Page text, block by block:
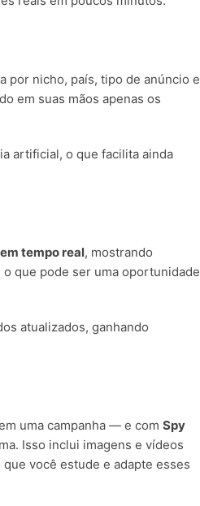
por nicho, país, tipo de anúncio e
em suas mãos apenas os
artificial, o que facilita ainda
tempo real, mostrando
que pode ser uma oportunidade
atualizados, ganhando
uma campanha — e com Spy
Isso inclui imagens e vídeos
você estude e adapte esses